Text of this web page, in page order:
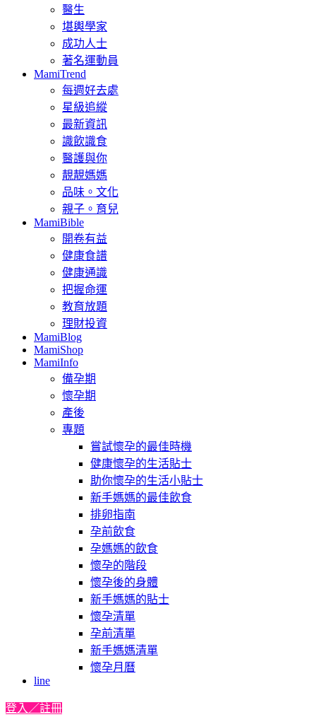
醫生
堪輿學家
成功人士
著名運動員
MamiTrend
每週好去處
星級追縱
最新資訊
識飲識食
醫護與你
靚靚媽媽
品味。文化
親子。育兒
MamiBible
開卷有益
健康食譜
健康通識
把握命運
教育放題
理財投資
MamiBlog
MamiShop
MamiInfo
備孕期
懷孕期
產後
專題
嘗試懷孕的最佳時機
健康懷孕的生活貼士
助你懷孕的生活小貼士
新手媽媽的最佳飲食
排卵指南
孕前飲食
孕媽媽的飲食
懷孕的階段
懷孕後的身體
新手媽媽的貼士
懷孕清單
孕前清單
新手媽媽清單
懷孕月曆
line
登入／註冊